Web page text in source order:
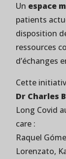
Un espace
patients
disposition
ressources
d’échanges
Cette
Dr Charles
Long Covid
care :
Raquel
Lorenzato,